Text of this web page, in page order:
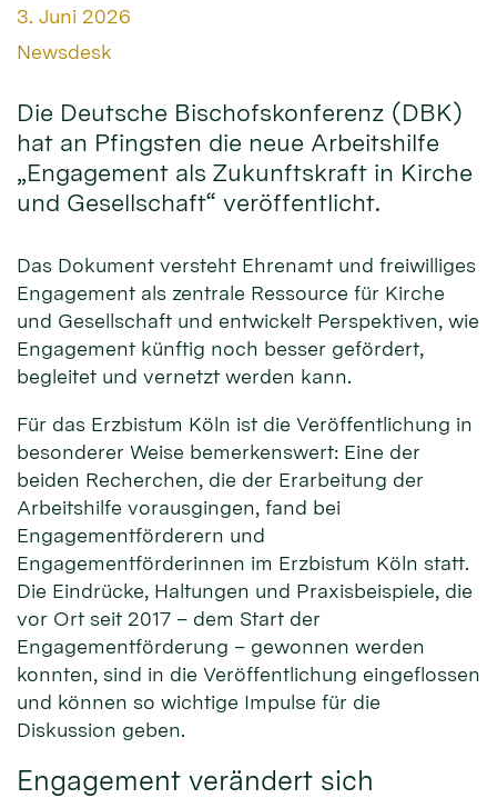
Datum:
3. Juni 2026
Von:
Newsdesk
Die Deutsche Bischofskonferenz (DBK)
hat an Pfingsten die neue Arbeitshilfe
„Engagement als Zukunftskraft in Kirche
und Gesellschaft“ veröffentlicht.
Das Dokument versteht Ehrenamt und freiwilliges
Engagement als zentrale Ressource für Kirche
und Gesellschaft und entwickelt Perspektiven, wie
Engagement künftig noch besser gefördert,
begleitet und vernetzt werden kann.
Für das Erzbistum Köln ist die Veröffentlichung in
besonderer Weise bemerkenswert: Eine der
beiden Recherchen, die der Erarbeitung der
Arbeitshilfe vorausgingen, fand bei
Engagementförderern und
Engagementförderinnen im Erzbistum Köln statt.
Die Eindrücke, Haltungen und Praxisbeispiele, die
vor Ort seit 2017 – dem Start der
Engagementförderung – gewonnen werden
konnten, sind in die Veröffentlichung eingeflossen
und können so wichtige Impulse für die
Diskussion geben.
Engagement verändert sich